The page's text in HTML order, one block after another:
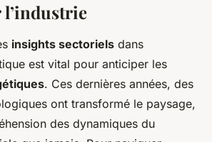
insights sectoriels dans
est vital pour anticiper les
. Ces dernières années, des
ont transformé le paysage,
des dynamiques du